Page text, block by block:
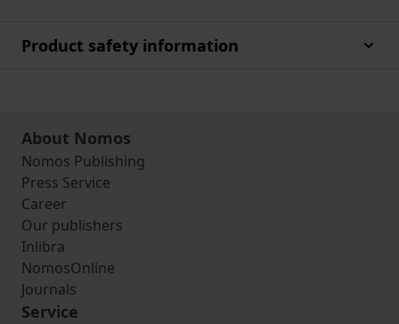
Product safety information
About Nomos
Nomos Publishing
Press Service
Career
Our publishers
Inlibra
NomosOnline
Journals
Service